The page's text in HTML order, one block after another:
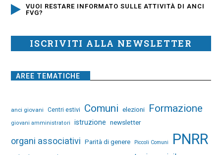
VUOI RESTARE INFORMATO SULLE ATTIVITÀ DI ANCI
FVG?
ISCRIVITI ALLA NEWSLETTER
AREE TEMATICHE
anci giovani Centri estivi Comuni elezioni Formazione
giovani amministratori istruzione newsletter
organi associativi Parità di genere Piccoli Comuni PNRR